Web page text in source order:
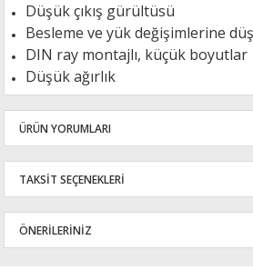
Düşük çıkış gürültüsü
Besleme ve yük değişimlerine
DIN ray montajlı, küçük boyutlar
Düşük ağırlık
ÜRÜN YORUMLARI
Bu ürüne ilk yorumu siz
TAKSİT SEÇENEKLERİ
ÖNERİLERİNİZ